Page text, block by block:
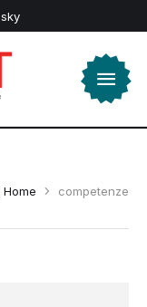
Home competenze